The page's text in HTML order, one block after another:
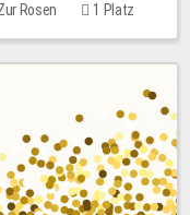
Rosen
1 Platz